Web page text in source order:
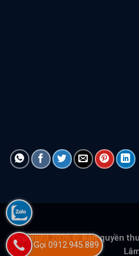
Gọi 0912.945.889
Copyright 2026 ©Bản quyền